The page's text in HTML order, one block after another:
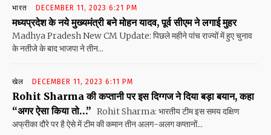
भारत DECEMBER 11, 2023 6:21 PM
मध्यप्रदेश के नये मुख्यमंत्री बने मोहन यादव, पूर्व सीएम ने लगाई मुहर
Madhya Pradesh New CM Update: पिछले महीने पांच राज्यों में हुए चुनाव
के नतीजे के बाद भाजपा ने तीन...
खेल DECEMBER 11, 2023 6:11 PM
Rohit Sharma की कप्तानी पर इस दिग्गज ने दिया बड़ा बयान, कहा
“अगर ऐसा किया तो…” Rohit Sharma: भारतीय टीम इस समय दक्षिण
अफ्रीका दौरे पर है ऐसे में टीम की कमान तीन अलग-अलग कप्तानों...